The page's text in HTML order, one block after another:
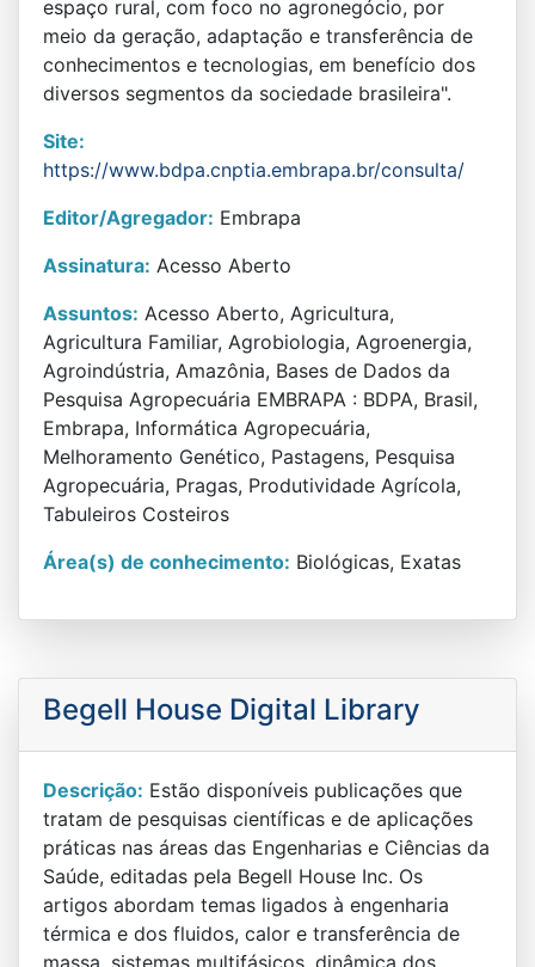
espaço rural, com foco no agronegócio, por
meio da geração, adaptação e transferência de
conhecimentos e tecnologias, em benefício dos
diversos segmentos da sociedade brasileira".
Site:
https://www.bdpa.cnptia.embrapa.br/consulta/
Editor/Agregador: Embrapa
Assinatura: Acesso Aberto
Assuntos: Acesso Aberto, Agricultura,
Agricultura Familiar, Agrobiologia, Agroenergia,
Agroindústria, Amazônia, Bases de Dados da
Pesquisa Agropecuária EMBRAPA : BDPA, Brasil,
Embrapa, Informática Agropecuária,
Melhoramento Genético, Pastagens, Pesquisa
Agropecuária, Pragas, Produtividade Agrícola,
Tabuleiros Costeiros
Área(s) de conhecimento: Biológicas, Exatas
Begell House Digital Library
Descrição: Estão disponíveis publicações que
tratam de pesquisas científicas e de aplicações
práticas nas áreas das Engenharias e Ciências da
Saúde, editadas pela Begell House Inc. Os
artigos abordam temas ligados à engenharia
térmica e dos fluidos, calor e transferência de
massa, sistemas multifásicos, dinâmica dos